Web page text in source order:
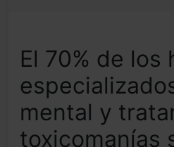
El 70% de los
mental y
toxicomanías